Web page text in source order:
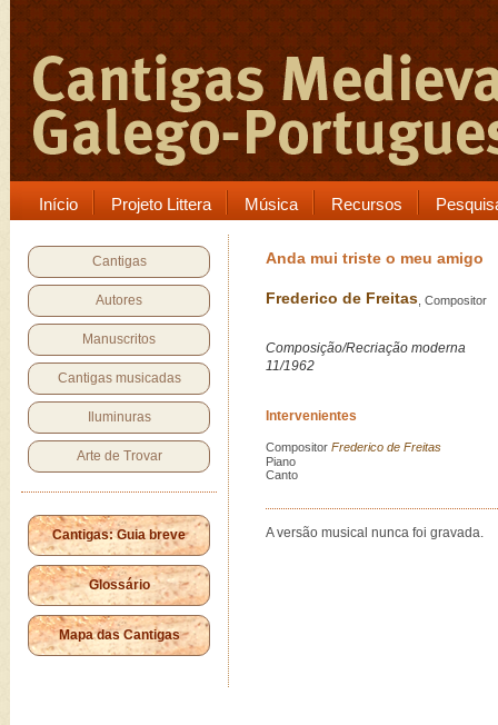
Início Projeto Littera Música Recursos
Cantigas
Autores
Manuscritos
Cantigas musicadas
Iluminuras
Arte de Trovar
Cantigas: Guia breve
Glossário
Mapa das Cantigas
Anda mui triste o meu amigo
Frederico de Freitas , Compositor
Composição/Recriação moderna
11/1962
Intervenientes
Compositor Frederico de Freitas
Piano
Canto
A versão musical nunca foi gravada.